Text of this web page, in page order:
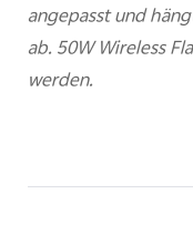
angepasst und
ab. 50W Wireless
werden.